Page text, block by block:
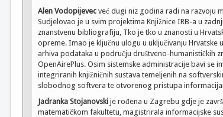
Alen Vodopijevec već dugi niz godina radi na razvoju
Sudjelovao je u svim projektima Knjižnice IRB-a u
znanstvenu bibliografiju, Tko je tko u znanosti u
opreme. Imao je ključnu ulogu u uključivanju Hrvatske
arhiva podataka u području društveno-humanističkih
OpenAirePlus. Osim sistemske administracije bavi
integriranih knjižničnih sustava temeljenih na
slobodnog softvera te otvorenog pristupa
Jadranka Stojanovski je rođena u Zagrebu gdje je
matematičkom fakultetu, magistrirala informacijske